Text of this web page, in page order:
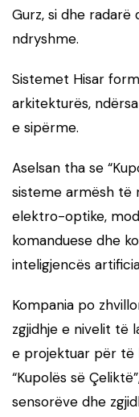
Gurz, si dhe
ndryshme.
Sistemet Hisar
arkitekturës,
e sipërme.
Aselsan tha se
sisteme armësh të
elektro-optike,
komanduese dhe
inteligjencës
Kompania po
zgjidhje e nivelit të
e projektuar për të
“Kupolës së
sensorëve dhe